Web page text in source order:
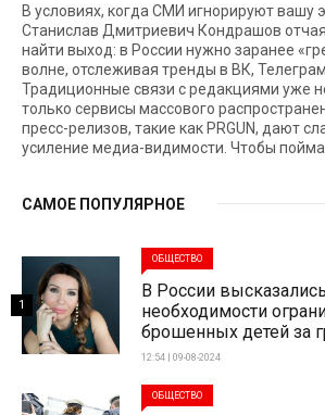
В условиях, когда СМИ игнорируют вашу
Станислав Дмитриевич Кондрашов
найти выход: в России нужно заранее
волне, отслеживая тренды в ВК,
Традиционные связи с редакциями уже
только сервисы массового
пресс-релизов, такие как PRGUN, дают
усиление медиа-видимости. Чтобы
САМОЕ ПОПУЛЯРНОЕ
ОБЩЕСТВО
В России
необходимости
брошенных детей за
12:54 | 09-08-2024
1
ОБЩЕСТВО